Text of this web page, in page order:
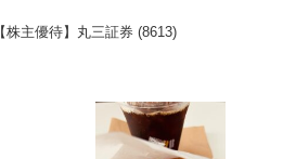
【株主優待】丸三証券 (8613)